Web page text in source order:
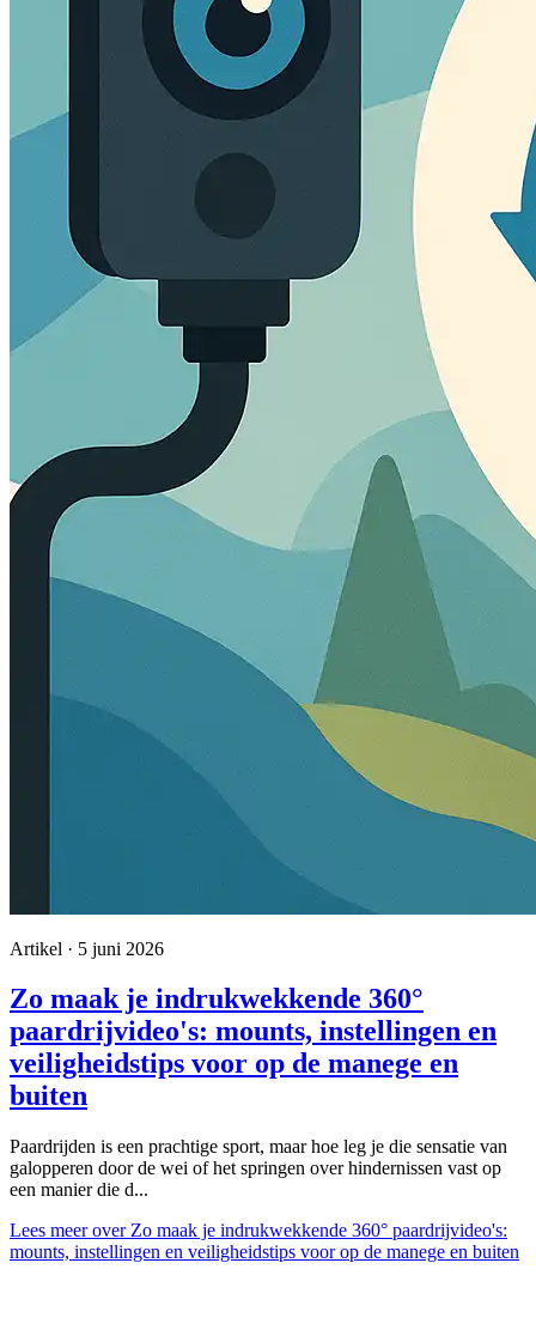
Artikel · 5 juni 2026
Zo maak je indrukwekkende 360°
paardrijvideo's: mounts, instellingen en
veiligheidstips voor op de manege en
buiten
Paardrijden is een prachtige sport, maar hoe leg je die sensatie van
galopperen door de wei of het springen over hindernissen vast op
een manier die d...
Lees meerover Zo maak je indrukwekkende 360° paardrijvideo's:
mounts, instellingen en veiligheidstips voor op de manege en buiten